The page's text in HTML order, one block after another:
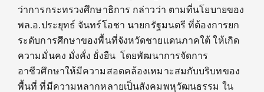
ว่าการกระทรวงศึกษาธิการ กล่าวว่า ตามที่นโยบายของ
พล.อ.ประยุทธ์ จันทร์โอชา นายกรัฐมนตรี ที่ต้องการยก
ระดับการศึกษาของพื้นที่จังหวัดชายแดนภาคใต้ ให้เกิด
ความมั่นคง มั่งคั่ง ยั่งยืน โดยพัฒนาการจัดการ
อาชีวศึกษาให้มีความสอดคล้องเหมาะสมกับบริบทของ
พื้นที่ ที่มีความหลากหลายเป็นสังคมพหุวัฒนธรรม ใน